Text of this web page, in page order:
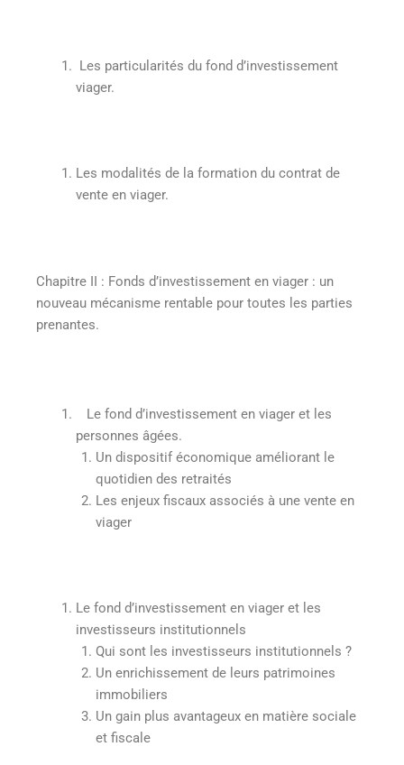
Les particularités du fond d’investissement
viager.
Les modalités de la formation du contrat de
vente en viager.
Chapitre II : Fonds d’investissement en viager : un
nouveau mécanisme rentable pour toutes les parties
prenantes.
Le fond d’investissement en viager et les
personnes âgées.
Un dispositif économique améliorant le
quotidien des retraités
Les enjeux fiscaux associés à une vente en
viager
Le fond d’investissement en viager et les
investisseurs institutionnels
Qui sont les investisseurs institutionnels ?
Un enrichissement de leurs patrimoines
immobiliers
Un gain plus avantageux en matière sociale
et fiscale